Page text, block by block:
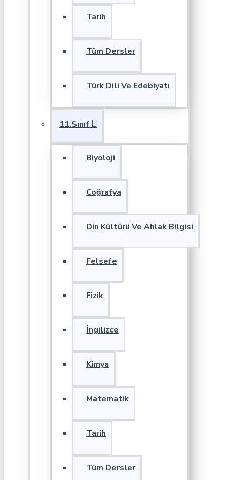
Tarih
Tüm Dersler
Türk Dili Ve Edebiyatı
11.Sınıf
Biyoloji
Coğrafya
Din Kültürü Ve Ahlak Bilgisi
Felsefe
Fizik
İngilizce
Kimya
Matematik
Tarih
Tüm Dersler